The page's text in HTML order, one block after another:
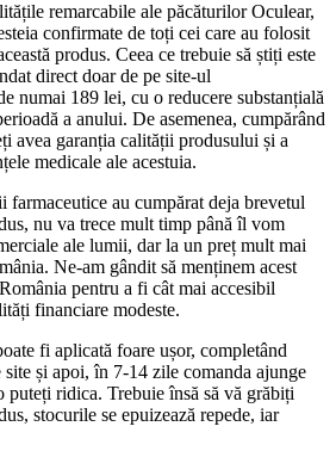
remarcabile ale păcăturilor Oculear,
confirmate de toți cei care au folosit
produs. Ceea ce trebuie să știți este
direct doar de pe site-ul
numai 189 lei, cu o reducere substanțială
a anului. De asemenea, cumpărând
avea garanția calității produsului și a
medicale ale acestuia.
farmaceutice au cumpărat deja brevetul
nu va trece mult timp până îl vom
ale lumii, dar la un preț mult mai
Ne-am gândit să menținem acest
pentru a fi cât mai accesibil
financiare modeste.
fi aplicată foare ușor, completând
și apoi, în 7-14 zile comanda ajunge
ridica. Trebuie însă să vă grăbiți
stocurile se epuizează repede, iar